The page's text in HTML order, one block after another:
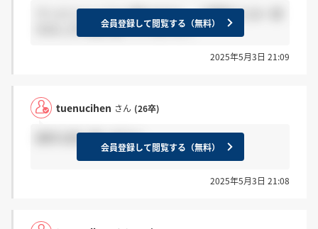
ディビジョンごとに異なるかと、 三菱重工とは一部
のみしか市場が被っていないので
会員登録して閲覧する（無料）
2025年5月3日 21:09
tuenucihen さん (26卒)
給料も割と違いますよ。
会員登録して閲覧する（無料）
2025年5月3日 21:08